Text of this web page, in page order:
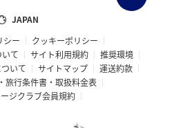
JAPAN
シー
クッキーポリシー
て
サイト利用規約
推奨環境
いて
サイトマップ
運送約款
旅行条件書・取扱料金表
ジクラブ会員規約